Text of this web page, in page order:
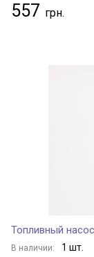
557
Топливный
В наличии: 1 шт.